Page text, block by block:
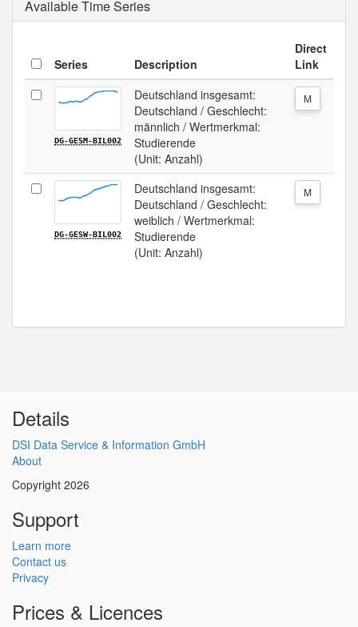
Available Time Series
Series Description
Direct
Link
DG-GESM-BIL002
Deutschland insgesamt:
Deutschland / Geschlecht:
männlich / Wertmerkmal:
Studierende
(Unit: Anzahl)
M
DG-GESW-BIL002
Deutschland insgesamt:
Deutschland / Geschlecht:
weiblich / Wertmerkmal:
Studierende
(Unit: Anzahl)
M
Details
DSI Data Service & Information GmbH
About
Copyright 2026
Support
Learn more
Contact us
Privacy
Prices & Licences